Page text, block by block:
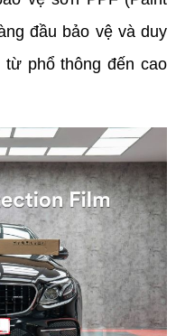
đầu bảo vệ và duy
phổ thông đến cao